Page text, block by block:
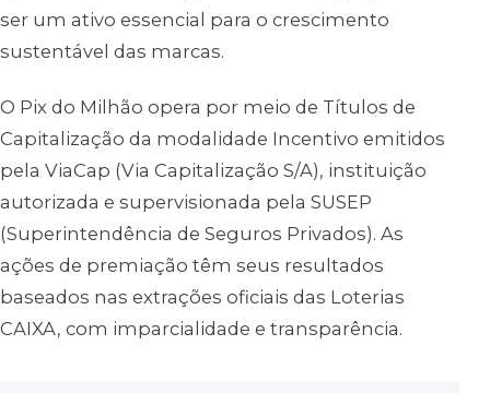
ser um ativo essencial para o crescimento
sustentável das marcas.
O Pix do Milhão opera por meio de Títulos de
Capitalização da modalidade Incentivo emitidos
pela ViaCap (Via Capitalização S/A), instituição
autorizada e supervisionada pela SUSEP
(Superintendência de Seguros Privados). As
ações de premiação têm seus resultados
baseados nas extrações oficiais das Loterias
CAIXA, com imparcialidade e transparência.